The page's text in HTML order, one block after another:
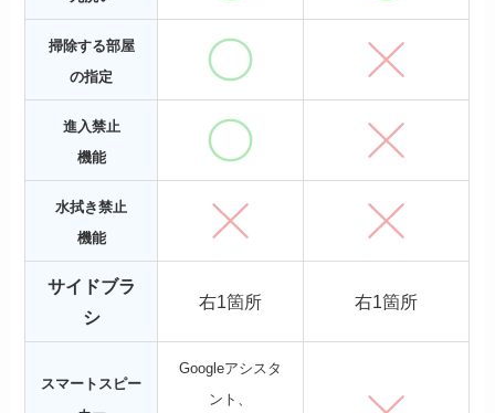
掃除する部屋
の指定
進入禁止
機能
水拭き禁止
機能
サイドブラ
シ
右1箇所 右1箇所
スマートスピー
Googleアシスタ
ント、